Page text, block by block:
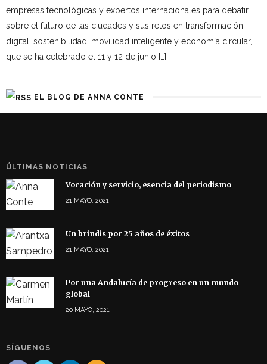
empresas tecnológicas y expertos internacionales para debatir
sobre el futuro de las ciudades y sus retos en transformación
digital, sostenibilidad, movilidad inteligente y economía circular,
que se ha celebrado el 11 y 12 de junio […]
EL BLOG DE ANNA CONTE
ÚLTIMAS NOTICIAS
Vocación y servicio, esencia del periodismo
21 MAYO, 2021
Un brindis por 25 años de éxitos
21 MAYO, 2021
Por una Andalucía de progreso en un mundo
global
20 MAYO, 2021
SÍGUENOS